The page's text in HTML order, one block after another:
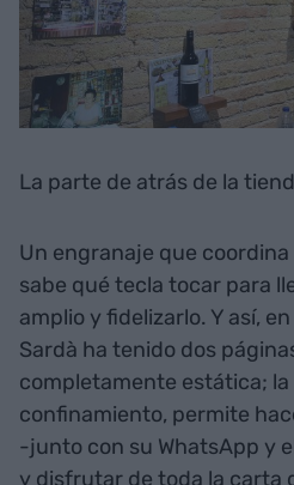
La parte de atrás de la
Un engranaje que
sabe qué tecla tocar para
amplio y fidelizarlo. Y así,
Sardà ha tenido dos
completamente estática; la
confinamiento, permite
-junto con su WhatsApp y
y disfrutar de toda la carta